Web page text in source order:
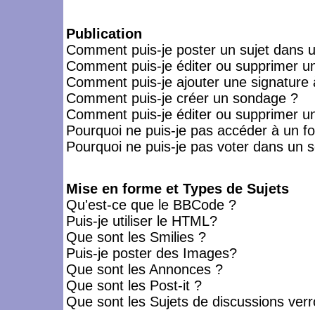
Publication
Comment puis-je poster un sujet dans
Comment puis-je éditer ou supprimer
Comment puis-je ajouter une signature
Comment puis-je créer un sondage ?
Comment puis-je éditer ou supprimer
Pourquoi ne puis-je pas accéder à un
Pourquoi ne puis-je pas voter dans un
Mise en forme et Types de Sujets
Qu'est-ce que le BBCode ?
Puis-je utiliser le HTML?
Que sont les Smilies ?
Puis-je poster des Images?
Que sont les Annonces ?
Que sont les Post-it ?
Que sont les Sujets de discussions